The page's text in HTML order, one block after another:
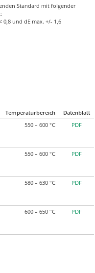
Standard mit folgender
0,8 und dE max. +/- 1,6
Temperaturbereich
Datenblatt
550 – 600 °C PDF
550 – 600 °C PDF
580 – 630 °C PDF
600 – 650 °C PDF